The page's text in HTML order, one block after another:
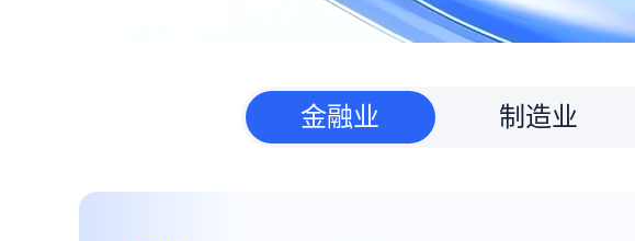
金融业 制造业